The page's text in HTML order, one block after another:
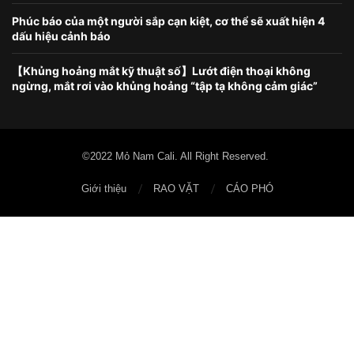
Phúc báo của một người sắp cạn kiệt, cơ thể sẽ xuất hiện 4
dấu hiệu cảnh báo
【Khủng hoảng mắt kỹ thuật số】Lướt điện thoại không
ngừng, mắt rơi vào khủng hoảng “tập tạ không cảm giác”
©2022 Mỏ Nam Cali. All Right Reserved.
Giới thiệu RAO VẶT CÁO PHÓ